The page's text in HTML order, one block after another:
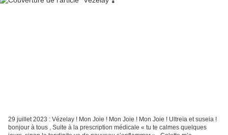
29 juillet 2023 : Vézelay ! Mon Joie ! Mon Joie ! Mon Joie ! Ultreïa et suseia !
bonjour à tous , Suite à la prescription médicale « tu te calmes quelques